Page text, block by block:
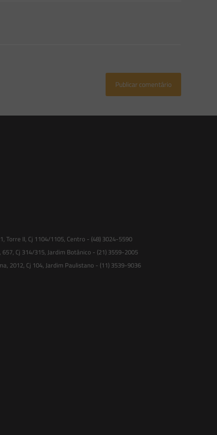
Torre II, Cj 1104/1105, Centro - (48) 3024-5590
Cj 314/315, Jardim Botânico - (21) 3559-2005
2012, Cj 104, Jardim Paulistano - (11) 3539-9036